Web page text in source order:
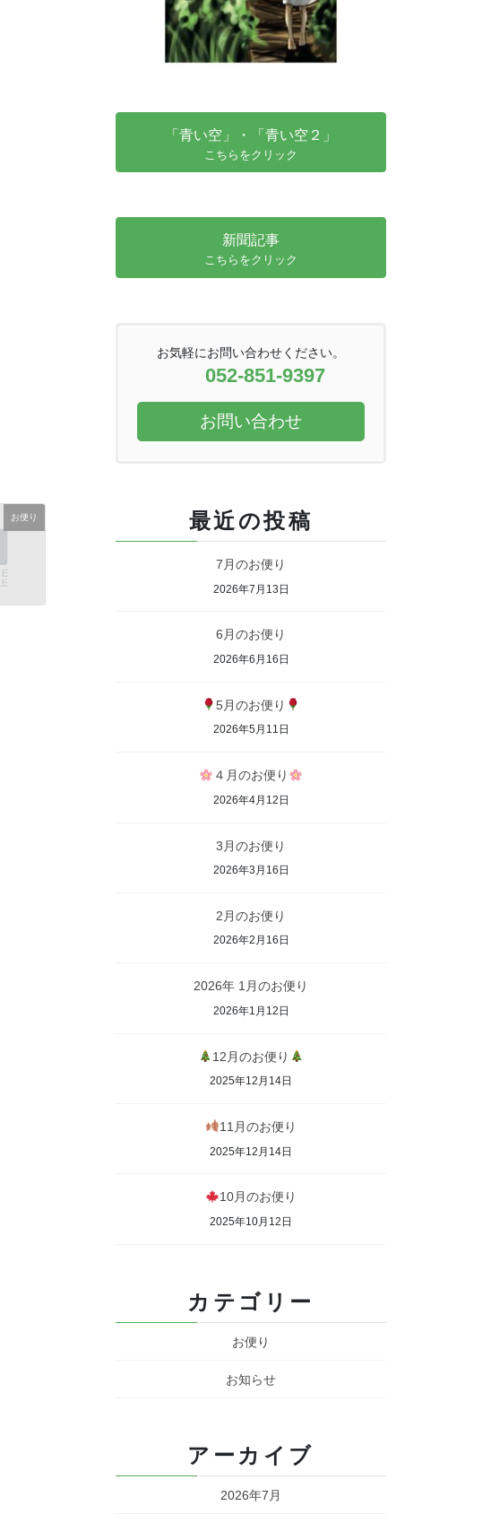
お便り
「青い空」・「青い空２」
こちらをクリック
新聞記事
こちらをクリック
お気軽にお問い合わせください。
052-851-9397
お問い合わせ
最近の投稿
7月のお便り
2026年7月13日
6月のお便り
2026年6月16日
5月のお便り
2026年5月11日
４月のお便り
2026年4月12日
3月のお便り
2026年3月16日
2月のお便り
2026年2月16日
2026年 1月のお便り
2026年1月12日
12月のお便り
2025年12月14日
11月のお便り
2025年12月14日
10月のお便り
2025年10月12日
カテゴリー
お便り
お知らせ
アーカイブ
2026年7月